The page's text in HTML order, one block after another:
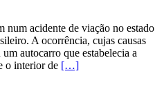
num acidente de viação no estado
A ocorrência, cujas causas
autocarro que estabelecia a
o interior de […]